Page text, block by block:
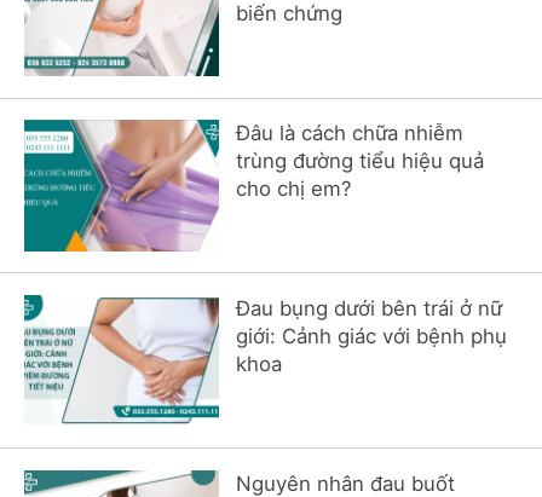
biến chứng
Đâu là cách chữa nhiễm
trùng đường tiểu hiệu quả
cho chị em?
Đau bụng dưới bên trái ở nữ
giới: Cảnh giác với bệnh phụ
khoa
Nguyên nhân đau buốt